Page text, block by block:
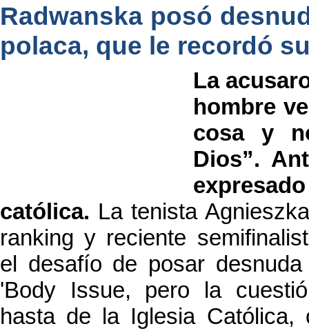
Radwanska posó
polaca, que le recordó
La
hombre
cosa y
Dios”.
católica. La tenista
ranking y reciente
el desafío de posar
'Body Issue, pero la
hasta de la Iglesia Católica,